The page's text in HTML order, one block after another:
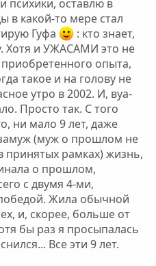
психики, оставлю в
в какой-то мере стал
Гуфа
: кто знает,
Хотя и УЖАСАМИ это не
опыта,
такое и на голову не
утро в 2002. И, вуа-
Просто так. С того
ни мало 9 лет, даже
(муж о прошлом не
принятых рамках) жизнь,
о прошлом,
с двумя 4-ми,
Жила обычной
и, скорее, больше от
бы раз я просыпалась
Все эти 9 лет.